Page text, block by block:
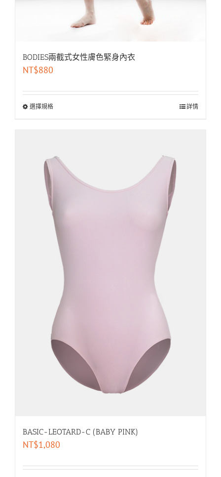
BODIES兩截式女性膚色緊身內衣
NT$880
選擇規格 詳情
BASIC-LEOTARD-C (BABY PINK)
NT$1,080